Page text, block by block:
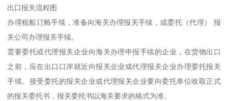
出口报关流程图
办理租船订舱手续，准备向海关办理报关手续，或委托（代理） 报
关公司办理报关手续。
需要委托或代理报关企业向海关办理申报手续的企业，在货物出口
之前，应在出口口岸就近向报关企业或代理报关企业办理委托报关
手续。接受委托的报关企业或代理报关企业要向委托单位收取正式
的报关委托书，报关委托书以海关要求的格式为准。